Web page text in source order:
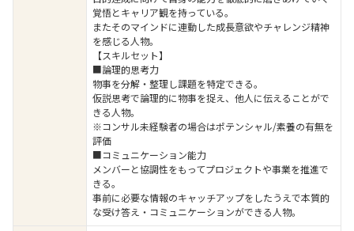
覚悟とキャリア観を持っている。
またそのマインドに連動した成長意欲やチャレンジ精神
を感じる人物。
【スキルセット】
■論理的思考力
物事を分解・整理し課題を特定できる。
仮説思考で論理的に物事を捉え、他人に伝えることがで
きる人物。
※コンサル未経験者の場合はポテンシャル/素養の有無を
評価
■コミュニケーション能力
メンバーと協調性をもってプロジェクトや事業を推進で
きる。
事前に必要な情報のキャッチアップをしたうえで本質的
な受け答え・コミュニケーションができる人物。